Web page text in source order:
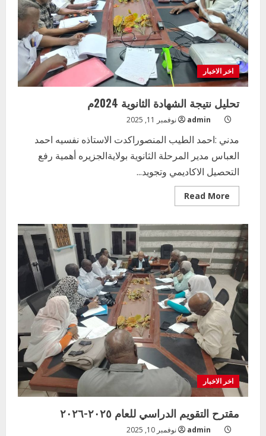
اخر الاخبار
تحليل نتيجة الشهادة الثانوية 2024م
admin نوفمبر 11, 2025
مدني :احمد الطيب المنصوراكدت الاستاذه نفسيه احمد
العباس مدير المرحلة الثانوية بولايةالجزيره أهمية رفع
التحصيل الاكاديمي وتجويد...
Read More
more
نتيجة
الشهادة
الثانوية
2024م
اخر الاخبار
مقترح التقويم الدراسي للعام ٢٠٢٥-٢٠٢٦
admin نوفمبر 10, 2025